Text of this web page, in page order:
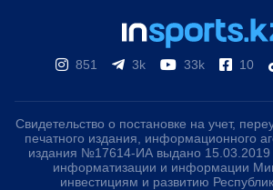
851 3k 33k 10
Свидетельство о постановке на учет,
печатного издания, информационного
издания №17614-ИА выдано 15.03.2019
информатизации и информации
инвестициям и развитию